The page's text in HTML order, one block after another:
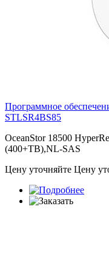
Программное
STLSR4BS85
OceanStor 18500
(400+TB),NL-SAS
Цену уточняйте Цену